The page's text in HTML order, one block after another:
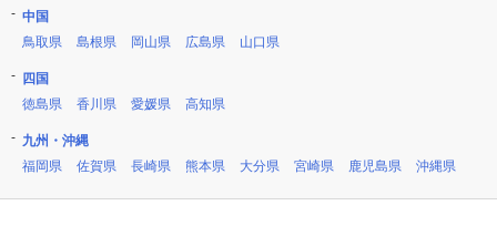
中国
鳥取県
島根県 岡山県 広島県 山口県
四国
徳島県
香川県 愛媛県 高知県
九州・沖縄
福岡県
佐賀県 長崎県 熊本県 大分県 宮崎県 鹿児島県 沖縄県